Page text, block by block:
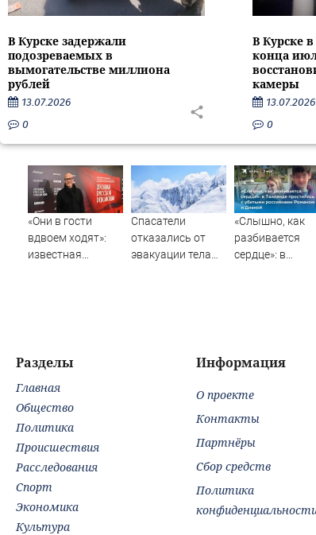
В Курске задержали
подозреваемых в
вымогательстве миллиона
рублей
13.07.2026
0
В Курске
конца
камеры
0
«Они в гости
вдвоем ходят»:
известная
Спасатели
отказались от
эвакуации тела
«Слышно, как
разбивается
сердце»: в
Разделы
Главная
Общество
Политика
Происшествия
Расследования
Спорт
Экономика
Культура
Информация
О проекте
Контакты
Партнёры
Сбор средств
Политика